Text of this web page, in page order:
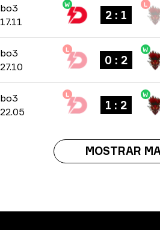
bo3 Group Stage-bo3
17.11
W
2 : 1
L
bo3 -bo3
27.10
L
0 : 2
W
bo3 Group Stage-bo3
22.05
L
1 : 2
W
MOSTRAR